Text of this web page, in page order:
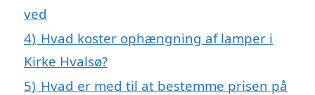
ved
4) Hvad koster ophængning af lamper i
Kirke Hvalsø?
5) Hvad er med til at bestemme prisen på